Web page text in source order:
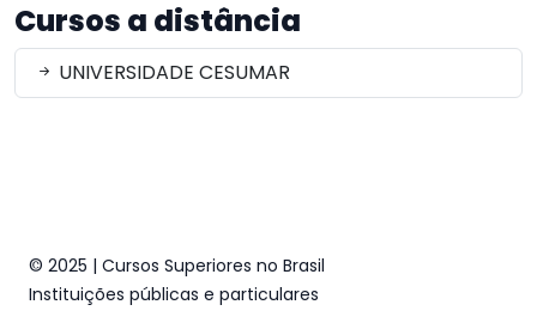
Cursos a distância
UNIVERSIDADE CESUMAR
© 2025 | Cursos Superiores no Brasil
Instituições públicas e particulares